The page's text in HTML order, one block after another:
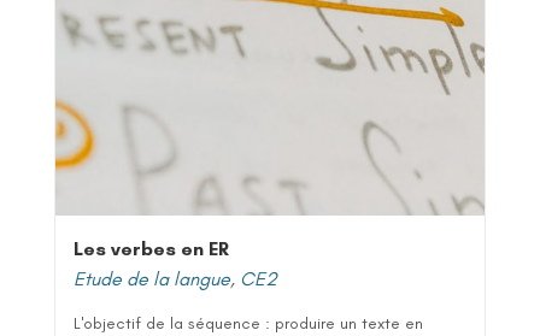
Les verbes en ER
Etude de la langue, CE2
L'objectif de la séquence : produire un texte en